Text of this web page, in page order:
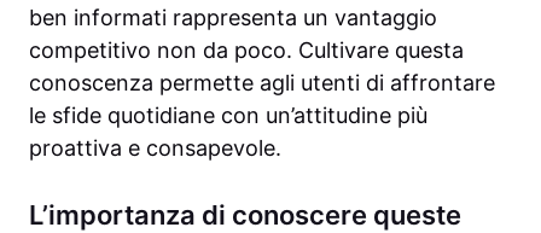
ben informati rappresenta un vantaggio
competitivo non da poco. Cultivare questa
conoscenza permette agli utenti di affrontare
le sfide quotidiane con un’attitudine più
proattiva e consapevole.
L’importanza di conoscere queste